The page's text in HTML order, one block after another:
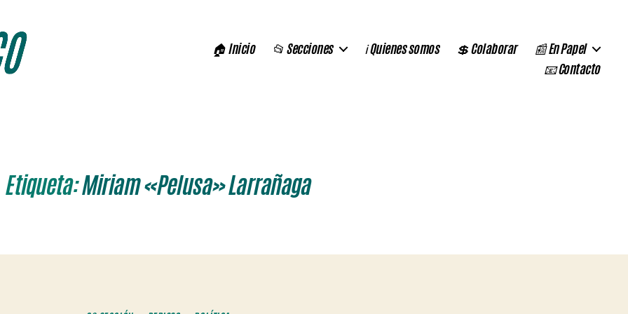
🏠 Inicio 📂 Secciones ℹ️ Quienes somos 💲 Colaborar
📰 En Papel
📧 Contacto
Etiqueta:Miriam «Pelusa» Larrañaga
Categorías